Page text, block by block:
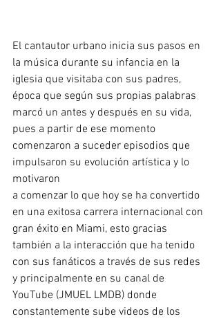
El cantautor urbano inicia sus pasos en
la música durante su infancia en la
iglesia que visitaba con sus padres,
época que según sus propias palabras
marcó un antes y después en su vida,
pues a partir de ese momento
comenzaron a suceder episodios que
impulsaron su evolución artística y lo
motivaron
a comenzar lo que hoy se ha convertido
en una exitosa carrera internacional con
gran éxito en Miami, esto gracias
también a la interacción que ha tenido
con sus fanáticos a través de sus redes
y principalmente en su canal de
YouTube (JMUEL LMDB) donde
constantemente sube videos de los